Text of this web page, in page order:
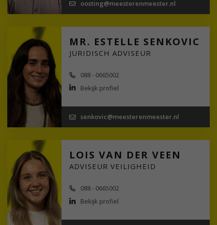
oosting@meesterenmeester.nl
MR. ESTELLE SENKOVIC
JURIDISCH ADVISEUR
088 - 0665002
Bekijk profiel
senkovic@meesterenmeester.nl
LOIS VAN DER VEEN
ADVISEUR VEILIGHEID
088 - 0665002
Bekijk profiel